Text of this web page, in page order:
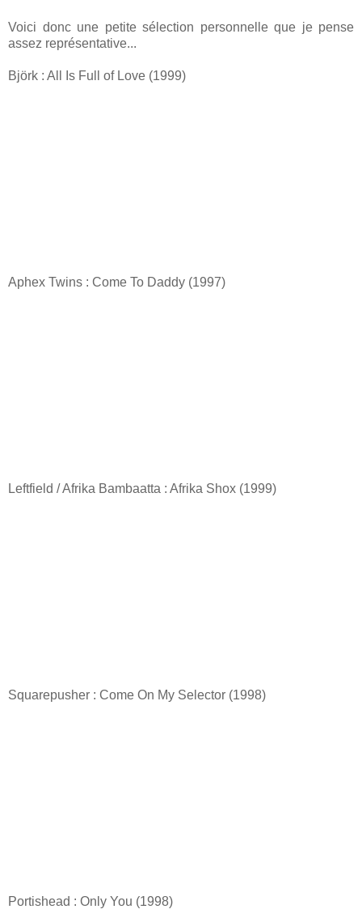
Voici donc une petite sélection personnelle que je pense
assez représentative...
Björk : All Is Full of Love (1999)
Aphex Twins : Come To Daddy (1997)
Leftfield / Afrika Bambaatta : Afrika Shox (1999)
Squarepusher : Come On My Selector (1998)
Portishead : Only You (1998)